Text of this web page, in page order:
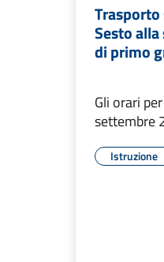
Sesto
di primo
Gli orari
settembre
Istruzione